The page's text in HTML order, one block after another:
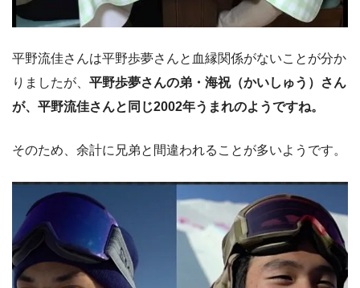
平野流佳さんは平野歩夢さんと血縁関係がないことが分か
りましたが、 平野歩夢さんの弟・海祝（かいしゅう）さん
が、平野流佳さんと同じ2002年うまれのようですね。
そのため、余計に兄弟と間違われることが多いようです。